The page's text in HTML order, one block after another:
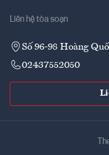
Liên hệ tòa soạn
Số 96-98 Hoàng
02437552050